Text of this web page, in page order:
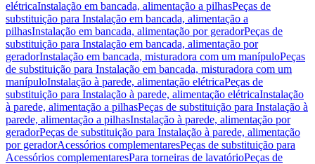
elétricaInstalação em bancada, alimentação a pilhasPeças de
substituição para Instalação em bancada, alimentação a
pilhasInstalação em bancada, alimentação por geradorPeças de
substituição para Instalação em bancada, alimentação por
geradorInstalação em bancada, misturadora com um manípuloPeças
de substituição para Instalação em bancada, misturadora com um
manípuloInstalação à parede, alimentação elétricaPeças de
substituição para Instalação à parede, alimentação elétricaInstalação
à parede, alimentação a pilhasPeças de substituição para Instalação à
parede, alimentação a pilhasInstalação à parede, alimentação por
geradorPeças de substituição para Instalação à parede, alimentação
por geradorAcessórios complementaresPeças de substituição para
Acessórios complementaresPara torneiras de lavatórioPeças de